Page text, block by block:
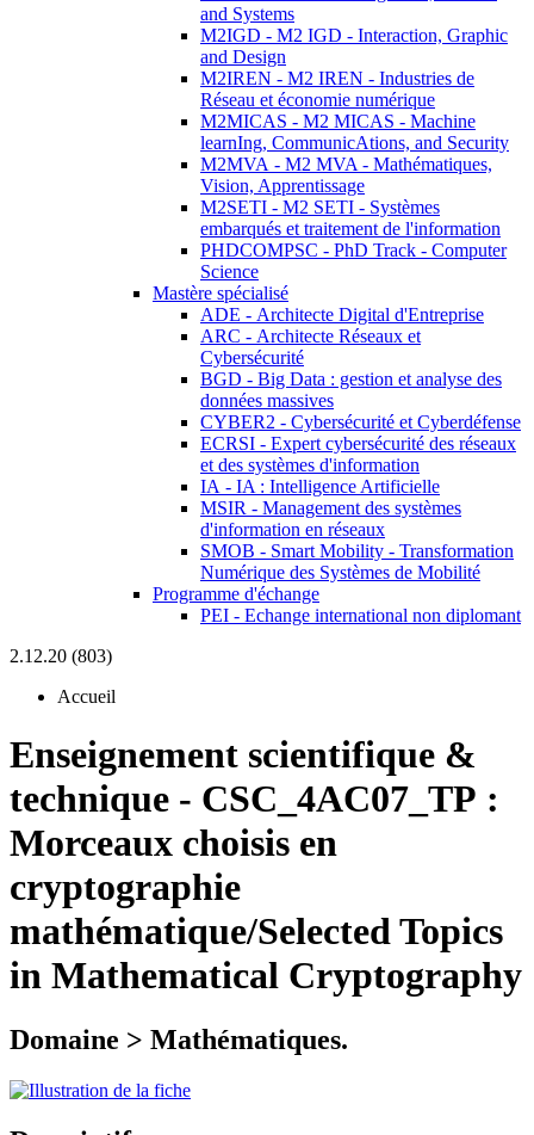
and Systems
M2IGD - M2 IGD - Interaction, Graphic
and Design
M2IREN - M2 IREN - Industries de
Réseau et économie numérique
M2MICAS - M2 MICAS - Machine
learnIng, CommunicAtions, and Security
M2MVA - M2 MVA - Mathématiques,
Vision, Apprentissage
M2SETI - M2 SETI - Systèmes
embarqués et traitement de l'information
PHDCOMPSC - PhD Track - Computer
Science
Mastère spécialisé
ADE - Architecte Digital d'Entreprise
ARC - Architecte Réseaux et
Cybersécurité
BGD - Big Data : gestion et analyse des
données massives
CYBER2 - Cybersécurité et Cyberdéfense
ECRSI - Expert cybersécurité des réseaux
et des systèmes d'information
IA - IA : Intelligence Artificielle
MSIR - Management des systèmes
d'information en réseaux
SMOB - Smart Mobility - Transformation
Numérique des Systèmes de Mobilité
Programme d'échange
PEI - Echange international non diplomant
2.12.20 (803)
Accueil
Enseignement scientifique &
technique - CSC_4AC07_TP :
Morceaux choisis en
cryptographie
mathématique/Selected Topics
in Mathematical Cryptography
Domaine > Mathématiques.